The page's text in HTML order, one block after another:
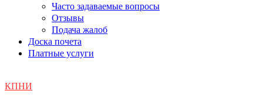
Часто задаваемые вопросы
Отзывы
Подача жалоб
Доска почета
Платные услуги
КПНИ